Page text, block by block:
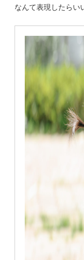
なんて表現したら